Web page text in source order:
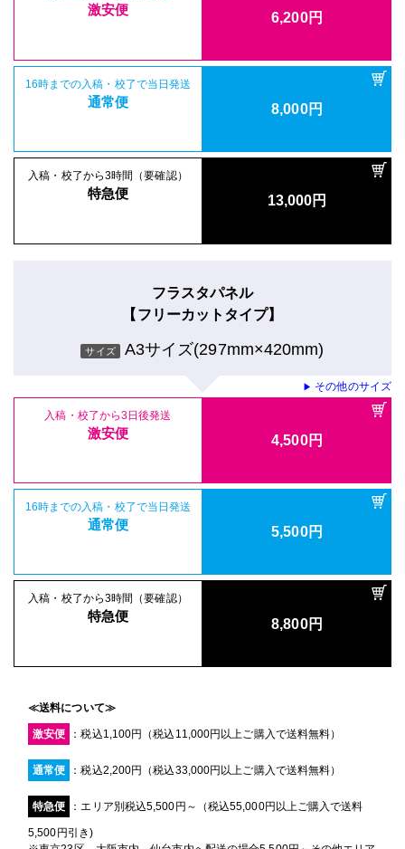
激安便 6,200円
16時までの入稿・校了で当日発送
通常便 8,000円
入稿・校了から3時間（要確認）
特急便 13,000円
フラスタパネル
【フリーカットタイプ】
サイズ A3サイズ(297mm×420mm)
▶ その他のサイズ
入稿・校了から3日後発送
激安便 4,500円
16時までの入稿・校了で当日発送
通常便 5,500円
入稿・校了から3時間（要確認）
特急便 8,800円
≪送料について≫
激安便 ：税込1,100円（税込11,000円以上ご購入で送料無料）
通常便 ：税込2,200円（税込33,000円以上ご購入で送料無料）
特急便 ：エリア別税込5,500円～（税込55,000円以上ご購入で送料
5,500円引き)